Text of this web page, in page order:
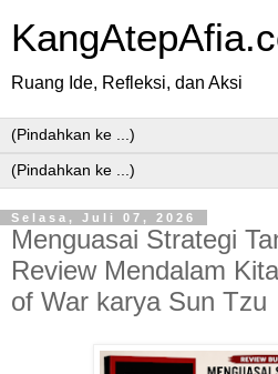
Ruang Ide, Refleksi, dan Aksi
Selasa, Juli 07, 2026
Menguasai Strategi
Review Mendalam
of War karya Sun Tzu